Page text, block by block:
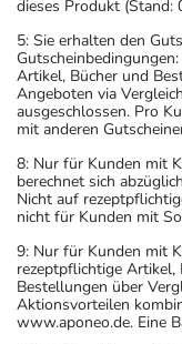
dieses Produkt (Stand:
5: Sie erhalten den
Artikel, Bücher und
Angeboten via
ausgeschlossen. Pro
mit anderen
8: Nur für Kunden mit
berechnet sich
Nicht auf
nicht für Kunden mit
9: Nur für Kunden mit
rezeptpflichtige Artikel,
Bestellungen über
Aktionsvorteilen
www.aponeo.de. Eine